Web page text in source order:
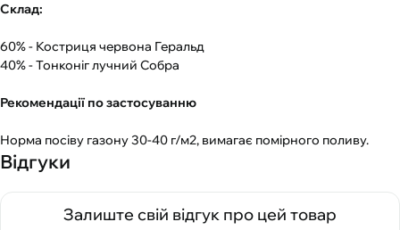
Склад:
60% - Костриця червона Геральд
40% - Тонконіг лучний Собра
Рекомендації по застосуванню
Норма посіву газону 30-40 г/м2, вимагає помірного поливу.
Відгуки
Залиште свій відгук про цей товар